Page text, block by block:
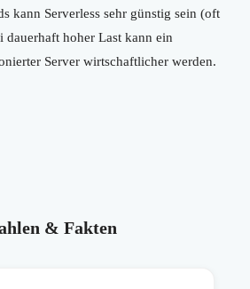
kann Serverless sehr günstig sein (oft
dauerhaft hoher Last kann ein
Server wirtschaftlicher werden.
& Fakten